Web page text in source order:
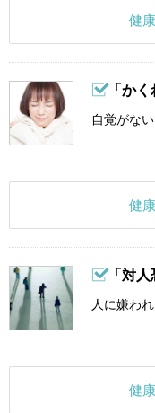
健
「かく
自覚がな
健
「対人
人に嫌わ
健